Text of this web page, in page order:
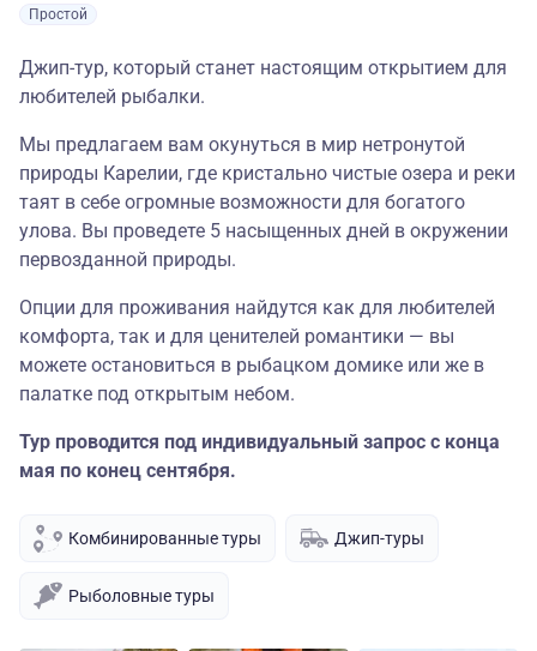
Простой
Джип-тур, который станет настоящим открытием для
любителей рыбалки.
Мы предлагаем вам окунуться в мир нетронутой
природы Карелии, где кристально чистые озера и реки
таят в себе огромные возможности для богатого
улова. Вы проведете 5 насыщенных дней в окружении
первозданной природы.
Опции для проживания найдутся как для любителей
комфорта, так и для ценителей романтики — вы
можете остановиться в рыбацком домике или же в
палатке под открытым небом.
Тур проводится под индивидуальный запрос с конца
мая по конец сентября.
Комбинированные туры Джип-туры
Рыболовные туры